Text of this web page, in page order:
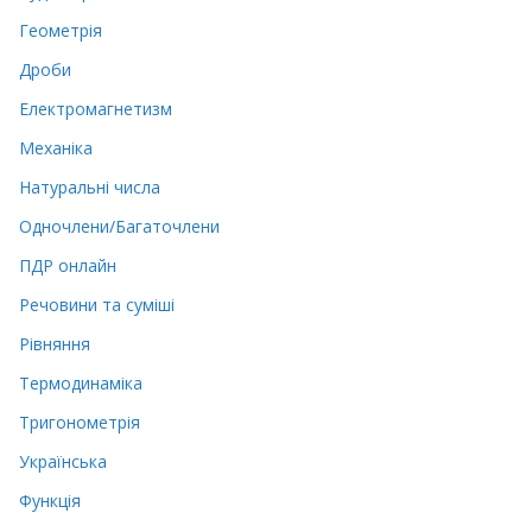
Геометрія
Дроби
Електромагнетизм
Механіка
Натуральні числа
Одночлени/Багаточлени
ПДР онлайн
Речовини та суміші
Рівняння
Термодинаміка
Тригонометрія
Українська
Функція